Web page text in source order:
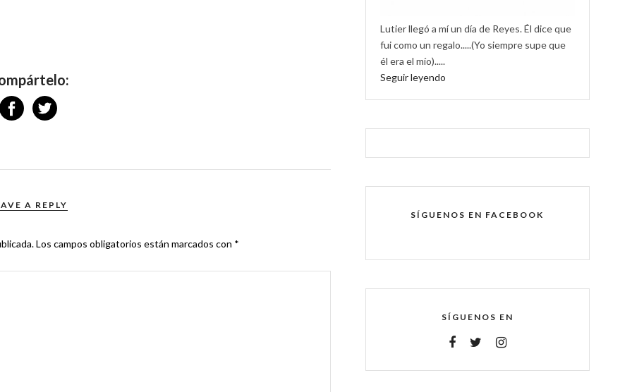
A REPLY
Los campos obligatorios están marcados con *
Lutier llegó a mí un día de Reyes. Él dice que
fui como un regalo.....(Yo siempre supe que
él era el mío).....
Seguir leyendo
SÍGUENOS EN FACEBOOK
SÍGUENOS EN